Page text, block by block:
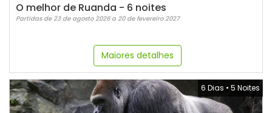
O melhor de Ruanda - 6 noites
Partidas de 23 de agosto 2026 a 20 de fevereiro 2027
Maiores detalhes
6 Dias • 5 Noites